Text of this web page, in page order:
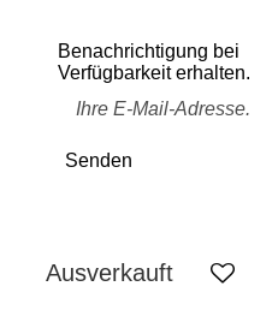
Benachrichtigung bei
Verfügbarkeit erhalten.
Senden
Ausverkauft